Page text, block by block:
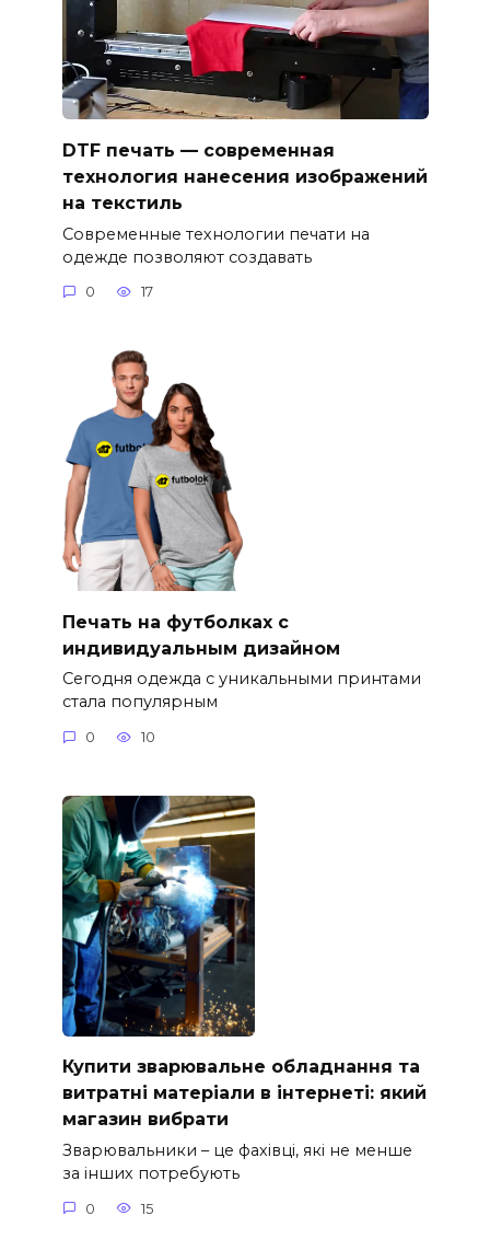
DTF печать — современная
технология нанесения изображений
на текстиль
Современные технологии печати на
одежде позволяют создавать
0 17
Печать на футболках с
индивидуальным дизайном
Сегодня одежда с уникальными принтами
стала популярным
0 10
Купити зварювальне обладнання та
витратні матеріали в інтернеті: який
магазин вибрати
Зварювальники – це фахівці, які не менше
за інших потребують
0 15